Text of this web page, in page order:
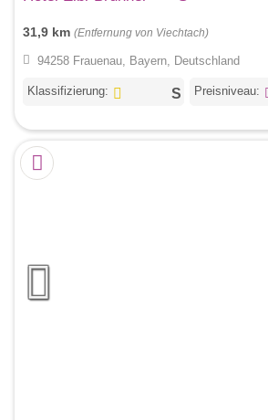
31,9 km (Entfernung von Viechtach)
94258 Frauenau, Bayern, Deutschland
Klassifizierung: Preisniveau: